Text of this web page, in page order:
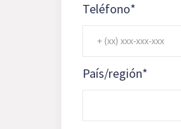
Teléfono*
País/región*